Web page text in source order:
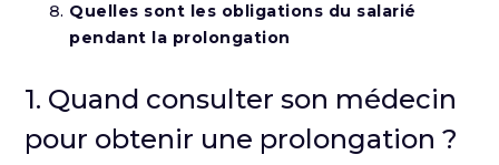
Quelles sont les obligations du salarié
pendant la prolongation
1. Quand consulter son médecin
pour obtenir une prolongation ?